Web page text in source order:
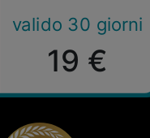
valido 30 giorni
19 €